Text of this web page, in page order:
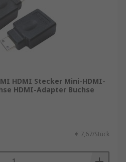
HDMI Stecker Mini-HDMI-
HDMI-Adapter Buchse
€ 7,67/Stück